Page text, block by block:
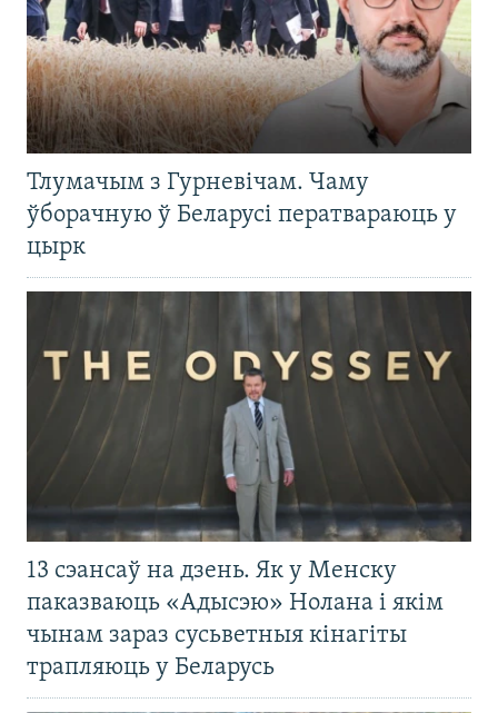
Тлумачым з Гурневічам. Чаму
ўборачную ў Беларусі ператвараюць у
цырк
13 сэансаў на дзень. Як у Менску
паказваюць «Адысэю» Нолана і якім
чынам зараз сусьветныя кінагіты
трапляюць у Беларусь